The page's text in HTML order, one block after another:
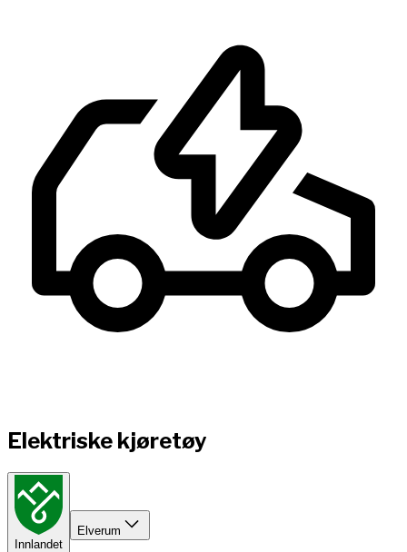
Elektriske kjøretøy
Innlandet
Elverum